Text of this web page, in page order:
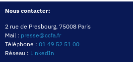
Nous contacter:
2 rue de Presbourg, 75008 Paris
Mail : presse@ccfa.fr
Téléphone : 01 49 52 51 00
Réseau : LinkedIn